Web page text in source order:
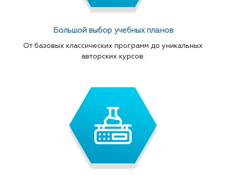
Большой выбор учебных планов
От базовых классических программ до уникальных
авторских курсов.